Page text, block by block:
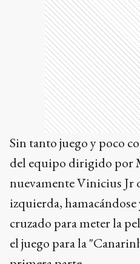
Sin tanto juego y poco
del equipo dirigido por
nuevamente Vinicius Jr
izquierda, hamacándose
cruzado para meter la
el juego para la